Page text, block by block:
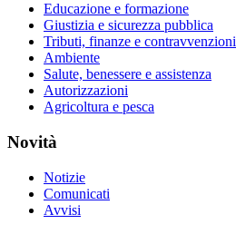
Educazione e formazione
Giustizia e sicurezza pubblica
Tributi, finanze e contravvenzioni
Ambiente
Salute, benessere e assistenza
Autorizzazioni
Agricoltura e pesca
Novità
Notizie
Comunicati
Avvisi